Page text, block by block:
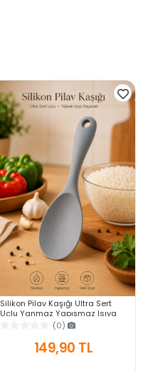
Silikon Pilav Kaşığı Ultra Sert
Uçlu Yanmaz Yapışmaz Isıya
Dayanıklı Gri Servis Yemek
(0)
149,90 TL